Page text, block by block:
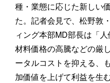
種・業態に応じた新しい
た。記者会見で、松野敦
ィング本部MD部長は「
材料価格の高騰などの厳
ータルコストを抑える、
加価値を上げて利益を生